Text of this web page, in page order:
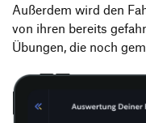
Außerdem wird den
von ihren bereits
Übungen, die noch